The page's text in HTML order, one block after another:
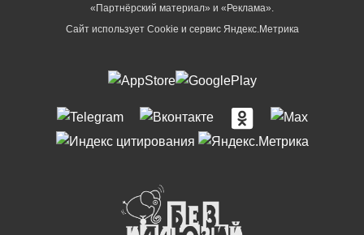
«Партнёрский материал» и «Реклама».
Сайт использует Cookie и сервиc Яндекс.Метрика